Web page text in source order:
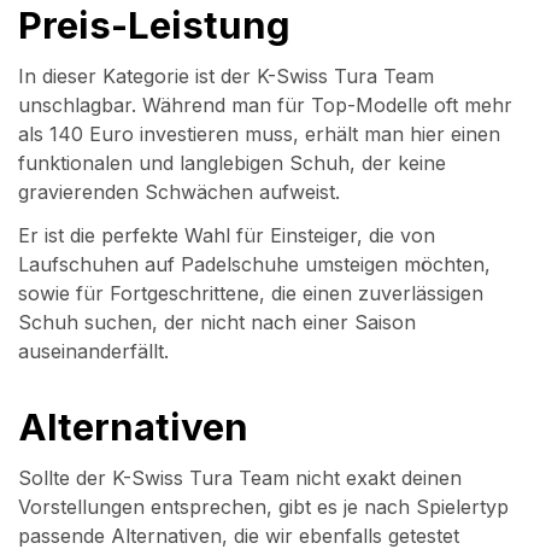
Preis-Leistung
In dieser Kategorie ist der K-Swiss Tura Team
unschlagbar. Während man für Top-Modelle oft mehr
als 140 Euro investieren muss, erhält man hier einen
funktionalen und langlebigen Schuh, der keine
gravierenden Schwächen aufweist.
Er ist die perfekte Wahl für Einsteiger, die von
Laufschuhen auf Padelschuhe umsteigen möchten,
sowie für Fortgeschrittene, die einen zuverlässigen
Schuh suchen, der nicht nach einer Saison
auseinanderfällt.
Alternativen
Sollte der K-Swiss Tura Team nicht exakt deinen
Vorstellungen entsprechen, gibt es je nach Spielertyp
passende Alternativen, die wir ebenfalls getestet